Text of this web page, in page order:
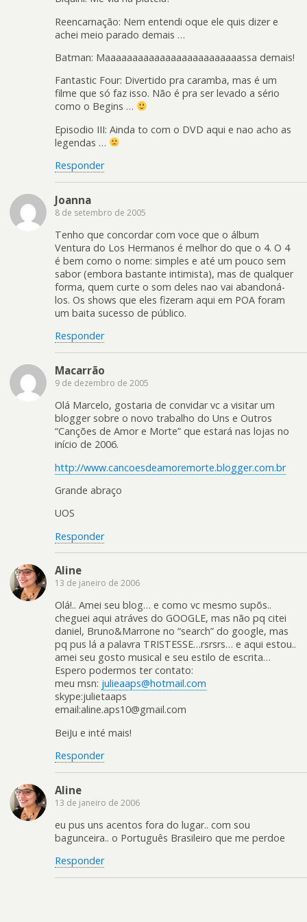
Reencarnação: Nem entendi oque ele quis dizer e
achei meio parado demais …
Batman: Maaaaaaaaaaaaaaaaaaaaaaaaassa demais!
Fantastic Four: Divertido pra caramba, mas é um
filme que só faz isso. Não é pra ser levado a sério
como o Begins …
Episodio III: Ainda to com o DVD aqui e nao acho as
legendas …
Responder
Joanna
8 de setembro de 2005
Tenho que concordar com voce que o álbum
Ventura do Los Hermanos é melhor do que o 4. O 4
é bem como o nome: simples e até um pouco sem
sabor (embora bastante intimista), mas de qualquer
forma, quem curte o som deles nao vai abandoná-
los. Os shows que eles fizeram aqui em POA foram
um baita sucesso de público.
Responder
Macarrão
9 de dezembro de 2005
Olá Marcelo, gostaria de convidar vc a visitar um
blogger sobre o novo trabalho do Uns e Outros
“Canções de Amor e Morte” que estará nas lojas no
início de 2006.
http://www.cancoesdeamoremorte.blogger.com.br
Grande abraço
UOS
Responder
Aline
13 de janeiro de 2006
Olá!.. Amei seu blog… e como vc mesmo supõs..
cheguei aqui atráves do GOOGLE, mas não pq citei
daniel, Bruno&Marrone no “search” do google, mas
pq pus lá a palavra TRISTESSE…rsrsrs… e aqui estou..
amei seu gosto musical e seu estilo de escrita…
Espero podermos ter contato:
meu msn: julieaaps@hotmail.com
skype:julietaaps
email:aline.aps10@gmail.com
BeiJu e inté mais!
Responder
Aline
13 de janeiro de 2006
eu pus uns acentos fora do lugar.. com sou
bagunceira.. o Português Brasileiro que me perdoe
Responder